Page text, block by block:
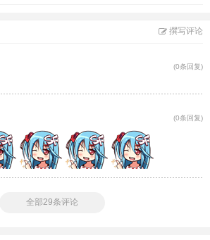
撰写评论
(0条回复)
(0条回复)
全部29条评论